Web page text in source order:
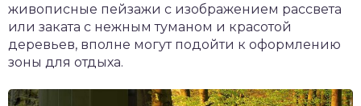
живописные пейзажи с изображением рассвета
или заката с нежным туманом и красотой
деревьев, вполне могут подойти к оформлению
зоны для отдыха.